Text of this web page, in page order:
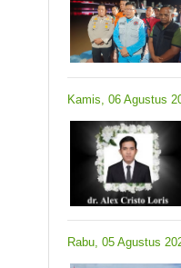
Kamis, 06 Agustus
Rabu, 05 Agustus